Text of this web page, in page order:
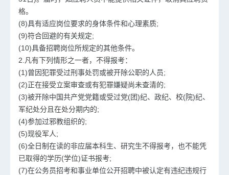
格。
(8)具有适应岗位要求的身体条件和心理素质;
(9)符合回避的有关规定;
(10)具备招聘岗位所规定的其他条件。
2.凡有下列情形之一者，不得报考：
(1)曾因犯罪受过刑事处罚或被开除公职的人员;
(2)正在接受立案审查或有犯罪嫌疑尚未查清的;
(3)被开除中国共产党党籍或受过党(团)纪、政纪、校(院)纪、
军纪处分且在处分期内的;
(4)参加过邪教组织的;
(5)现役军人;
(6)全日制在读的非应届本科生、研究生不得报考，也不能凭
已取得的学历(学位)证书报考;
(7)在公务员招考和事业单位公开招聘中被认定有违纪违规行